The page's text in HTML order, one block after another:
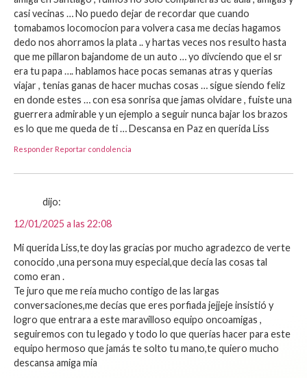
casi vecinas … No puedo dejar de recordar que cuando
tomabamos locomocion para volvera casa me decias hagamos
dedo nos ahorramos la plata .. y hartas veces nos resulto hasta
que me pillaron bajandome de un auto … yo divciendo que el sr
era tu papa …. hablamos hace pocas semanas atras y querias
viajar , tenias ganas de hacer muchas cosas … sigue siendo feliz
en donde estes … con esa sonrisa que jamas olvidare , fuiste una
guerrera admirable y un ejemplo a seguir nunca bajar los brazos
es lo que me queda de ti … Descansa en Paz en querida Liss
Responder Reportar condolencia
dijo:
12/01/2025 a las 22:08
Mi querida Liss,te doy las gracias por mucho agradezco de verte
conocido ,una persona muy especial,que decía las cosas tal
como eran .
Te juro que me reía mucho contigo de las largas
conversaciones,me decías que eres porfiada jejjeje insistió y
logro que entrara a este maravilloso equipo oncoamigas ,
seguiremos con tu legado y todo lo que querías hacer para este
equipo hermoso que jamás te solto tu mano,te quiero mucho
descansa amiga mia